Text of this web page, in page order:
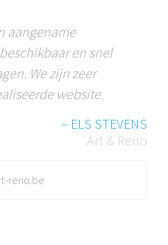
aangename
en snel
We zijn zeer
website.
– ELS STEVENS
Art & Reno